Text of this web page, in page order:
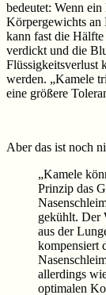
bedeutet: Wenn
Körpergewichts an
kann fast die
verdickt und die
Flüssigkeitsverlust
werden. „Kamele
eine größere
Aber das ist noch
„Kamele
Prinzip das
gekühlt. Der
aus der
kompensiert
allerdings
optimalen